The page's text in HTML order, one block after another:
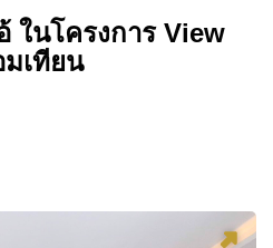
ในโครงการ View
เทียน